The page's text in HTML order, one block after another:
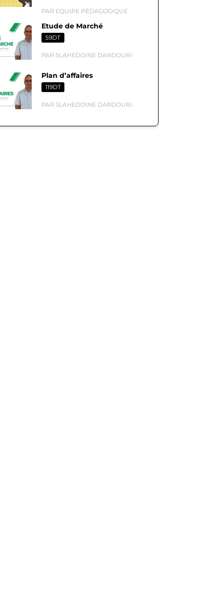
PAR EQUIPE PÉDAGOGIQUE
Etude de Marché
59DT
PAR SLAHEDDINE DARDOURI
Plan d’affaires
119DT
PAR SLAHEDDINE DARDOURI